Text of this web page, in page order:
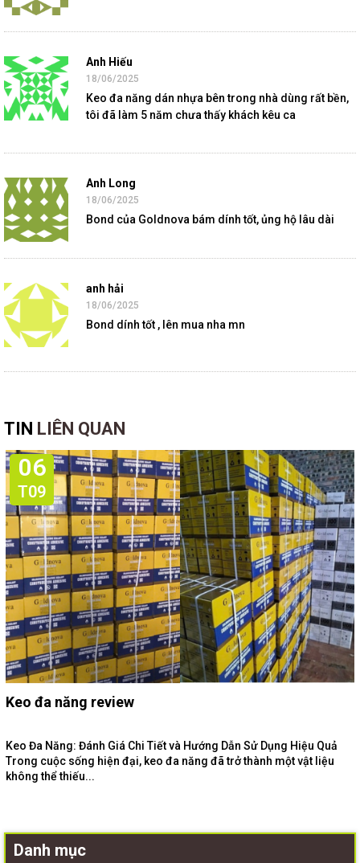
Anh Hiếu
18/06/2025
Keo đa năng dán nhựa bên trong nhà dùng rất bền,
tôi đã làm 5 năm chưa thấy khách kêu ca
Anh Long
18/06/2025
Bond của Goldnova bám dính tốt, ủng hộ lâu dài
anh hải
18/06/2025
Bond dính tốt , lên mua nha mn
TIN LIÊN QUAN
06
T09
Keo đa năng review
Keo Đa Năng: Đánh Giá Chi Tiết và Hướng Dẫn Sử Dụng Hiệu Quả
Trong cuộc sống hiện đại, keo đa năng đã trở thành một vật liệu
không thể thiếu...
Danh mục